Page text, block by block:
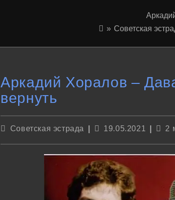
» Советская
Аркадий Хоралов –
вернуть
Рубрика
Советская эстрада
Запись
19.05.2021 2